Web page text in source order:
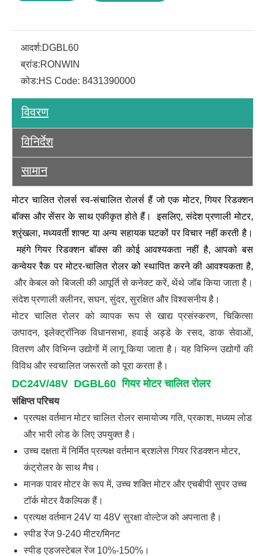
आदर्श:DGBL60
ब्रांड:RONWIN
कोड:HS Code: 8431390000
विवरण
विनिर्देश
सामान
मोटर चालित रोलर्स स्व-संचालित रोलर्स हैं जो एक मोटर, गियर रिडक्शन
बॉक्स और सेंसर के साथ एकीकृत होते हैं। इसलिए, संदेश प्रणाली मोटर,
श्रृंखला, मध्यवर्ती शाफ्ट या अन्य सहायक घटकों पर विचार नहीं करती है।
महंगे गियर रिडक्शन बॉक्स की कोई आवश्यकता नहीं है, आपको बस
कन्वेयर रैक पर मोटर-चालित रोलर को स्थापित करने की आवश्यकता है,
और केबल को बिजली की आपूर्ति से कनेक्ट करें, थेंथे जॉब किया जाता है।
संदेश प्रणाली क्लीनर, सघन, सुंदर, सुरक्षित और विश्वसनीय है।
मोटर चालित रोलर को व्यापक रूप से खाद्य प्रसंस्करण, चिकित्सा
उत्पादन, इलेक्ट्रॉनिक विधानसभा, हवाई अड्डे के रसद, डाक सेवाओं,
वितरण और विभिन्न उद्योगों में लागू किया जाता है। यह विभिन्न उद्योगों की
विविध और स्वचालित जरूरतों को पूरा करता है।
DC24V/48V DGBL60गियर मोटर चालित रोलर
संक्षिप्त परिचय
प्रत्यक्ष वर्तमान मोटर चालित रोलर समायोज्य गति, प्रकाश, मध्यम लोड
और भारी लोड के लिए उपयुक्त है।
उच्च दक्षता में निर्मित प्रत्यक्ष वर्तमान ब्रशलेस गियर रिडक्शन मोटर,
कंट्रोलर के साथ मैच।
मानक पावर मोटर के रूप में, उच्च शक्ति मोटर और एचबीपी सुपर उच्च
टॉर्क मोटर वैकल्पिक हैं।
प्रत्यक्ष वर्तमान 24V या 48V सुरक्षा वोल्टेज को अपनाता है।
स्पीड रेंज 9-240 मीटर/मिनट
स्पीड एडजस्टेबल रेंज 10%-150%।